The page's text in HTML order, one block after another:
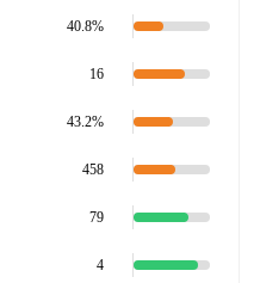
40.8%
16
43.2%
458
79
4